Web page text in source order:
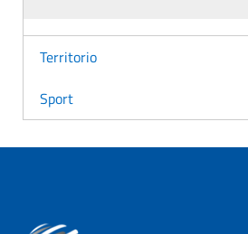
Territorio
Sport